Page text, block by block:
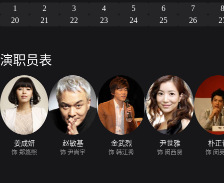
1 2 3 4 5 6 7
20
21 22 23 24 25 26
演职员表
姜成妍
饰 郑悠熙
赵敏基
饰 尹尚宇
金武烈
饰 韩江秀
尹世雅
饰 闵西贤
朴正
饰 闵